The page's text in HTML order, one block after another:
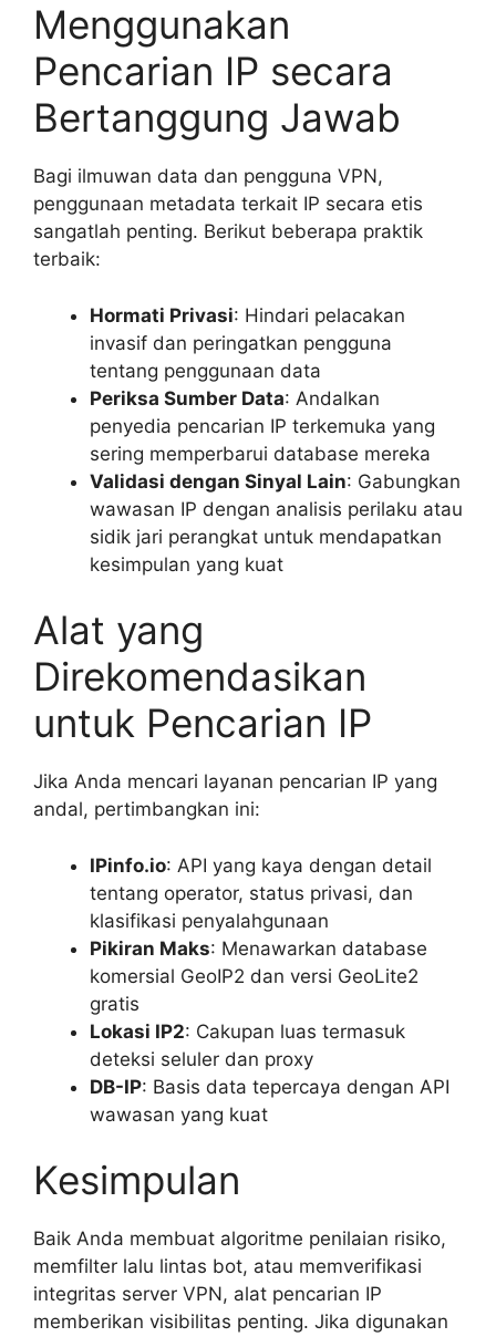
Menggunakan
Pencarian IP secara
Bertanggung Jawab
Bagi ilmuwan data dan pengguna VPN,
penggunaan metadata terkait IP secara etis
sangatlah penting. Berikut beberapa praktik
terbaik:
Hormati Privasi: Hindari pelacakan
invasif dan peringatkan pengguna
tentang penggunaan data
Periksa Sumber Data: Andalkan
penyedia pencarian IP terkemuka yang
sering memperbarui database mereka
Validasi dengan Sinyal Lain: Gabungkan
wawasan IP dengan analisis perilaku atau
sidik jari perangkat untuk mendapatkan
kesimpulan yang kuat
Alat yang
Direkomendasikan
untuk Pencarian IP
Jika Anda mencari layanan pencarian IP yang
andal, pertimbangkan ini:
IPinfo.io: API yang kaya dengan detail
tentang operator, status privasi, dan
klasifikasi penyalahgunaan
Pikiran Maks: Menawarkan database
komersial GeoIP2 dan versi GeoLite2
gratis
Lokasi IP2: Cakupan luas termasuk
deteksi seluler dan proxy
DB-IP: Basis data tepercaya dengan API
wawasan yang kuat
Kesimpulan
Baik Anda membuat algoritme penilaian risiko,
memfilter lalu lintas bot, atau memverifikasi
integritas server VPN, alat pencarian IP
memberikan visibilitas penting. Jika digunakan